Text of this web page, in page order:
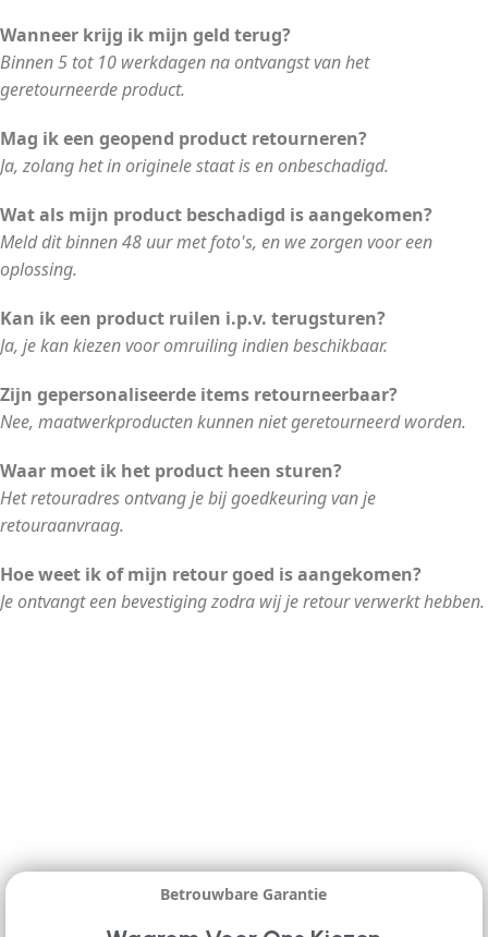
Wanneer krijg ik mijn geld terug?
Binnen 5 tot 10 werkdagen na ontvangst van het
geretourneerde product.
Mag ik een geopend product retourneren?
Ja, zolang het in originele staat is en onbeschadigd.
Wat als mijn product beschadigd is aangekomen?
Meld dit binnen 48 uur met foto's, en we zorgen voor een
oplossing.
Kan ik een product ruilen i.p.v. terugsturen?
Ja, je kan kiezen voor omruiling indien beschikbaar.
Zijn gepersonaliseerde items retourneerbaar?
Nee, maatwerkproducten kunnen niet geretourneerd worden.
Waar moet ik het product heen sturen?
Het retouradres ontvang je bij goedkeuring van je
retouraanvraag.
Hoe weet ik of mijn retour goed is aangekomen?
Je ontvangt een bevestiging zodra wij je retour verwerkt hebben.
Betrouwbare Garantie